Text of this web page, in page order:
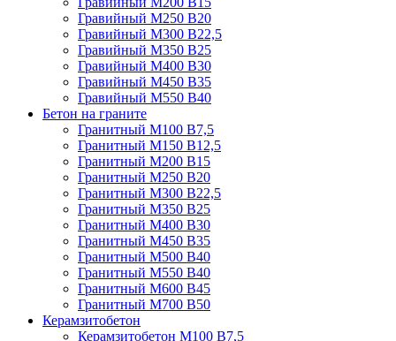
Гравийный М250 В20
Гравийный М300 В22,5
Гравийный М350 В25
Гравийный М400 В30
Гравийный М450 В35
Гравийный М550 В40
Бетон на граните
Гранитный М100 В7,5
Гранитный М150 В12,5
Гранитный М200 В15
Гранитный М250 В20
Гранитный М300 В22,5
Гранитный М350 В25
Гранитный М400 В30
Гранитный М450 В35
Гранитный М500 В40
Гранитный М550 В40
Гранитный М600 В45
Гранитный М700 В50
Керамзитобетон
Керамзитобетон М100 В7,5